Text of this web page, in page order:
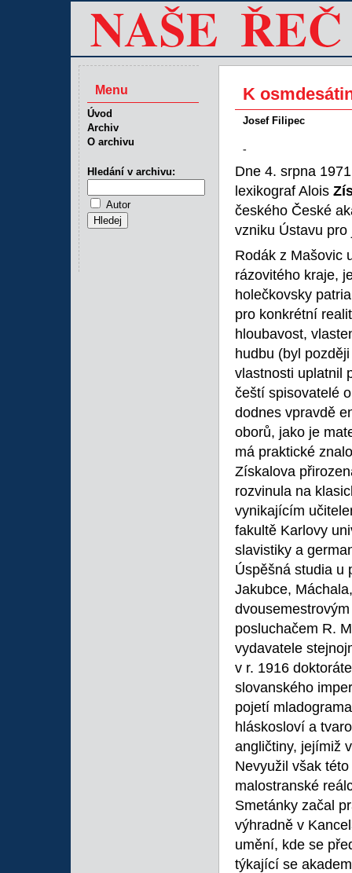
K
Josef Filipec
-
Dne 4. srpna
lexikograf Alois
českého České
vzniku Ústavu
Rodák z Mašovic
rázovitého kraje,
holečkovsky
pro konkrétní
hloubavost,
hudbu (byl
vlastnosti uplatnil
čeští spisovatelé
dodnes vpravdě
oborů, jako je
má praktické
Získalova
rozvinula na
vynikajícím
fakultě Karlovy
slavistiky a
Úspěšná studia u
Jakubce,
posluchačem R.
vydavatele
v r. 1916
slovanského
pojetí
hláskosloví a
angličtiny, jejímiž
Nevyužil však
malostranské
Smetánky začal
výhradně v
umění, kde se
týkající se
Menu
Úvod
Archiv
O archivu
Hledání v archivu:
Autor